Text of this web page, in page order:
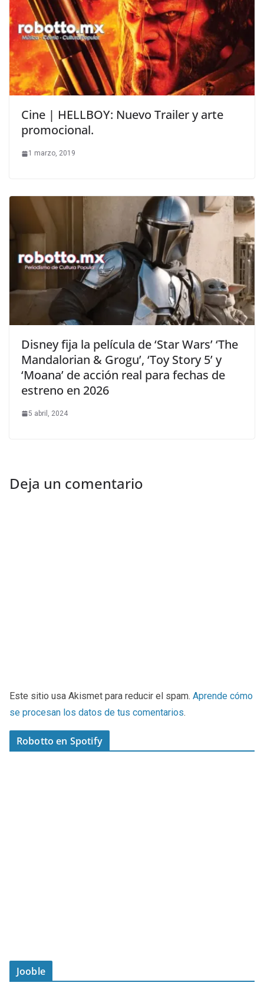
Cine | HELLBOY: Nuevo Trailer y arte
promocional.
1 marzo, 2019
Disney fija la película de ‘Star Wars’ ‘The
Mandalorian & Grogu’, ‘Toy Story 5’ y
‘Moana’ de acción real para fechas de
estreno en 2026
5 abril, 2024
Deja un comentario
Este sitio usa Akismet para reducir el spam. Aprende cómo
se procesan los datos de tus comentarios.
Robotto en Spotify
Jooble